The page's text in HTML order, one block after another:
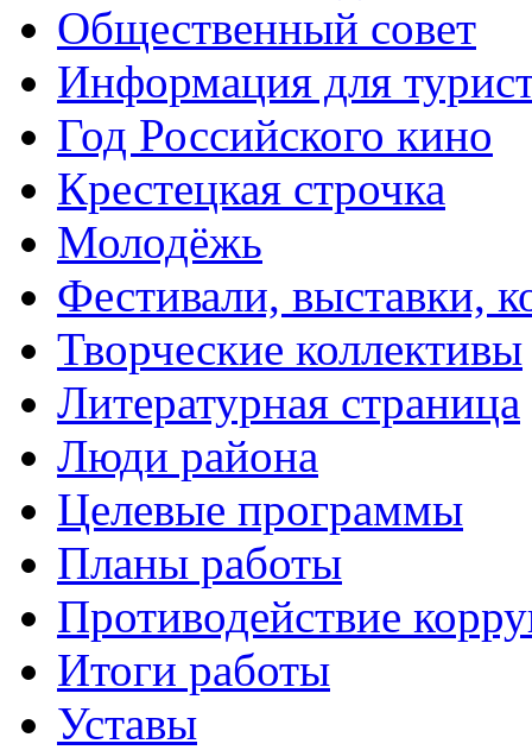
Общественный совет
Информация для
Год Российского кино
Крестецкая строчка
Молодёжь
Фестивали, выставки,
Творческие коллективы
Литературная страница
Люди района
Целевые программы
Планы работы
Противодействие
Итоги работы
Уставы